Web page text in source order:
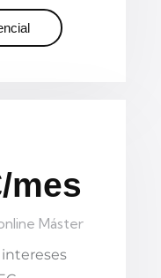
mes
Máster
intereses